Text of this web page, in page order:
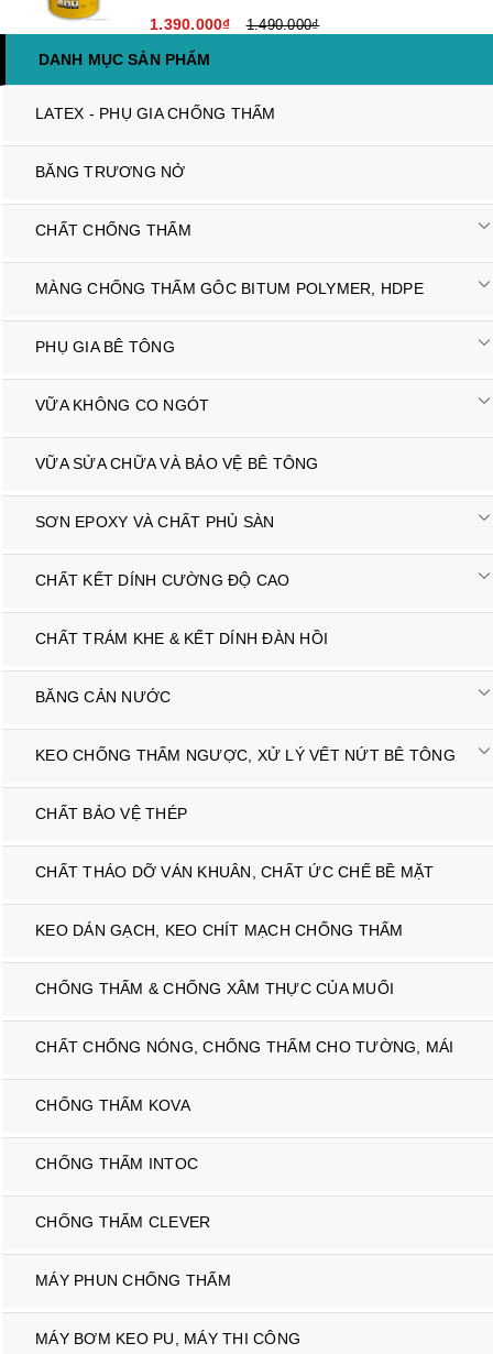
1.390.000₫ 1.490.000₫
DANH MỤC SẢN PHẨM
LATEX - PHỤ GIA CHỐNG THẤM
BĂNG TRƯƠNG NỞ
CHẤT CHỐNG THẤM
MÀNG CHỐNG THẤM GÔC BITUM POLYMER, HDPE
PHỤ GIA BÊ TÔNG
VỮA KHÔNG CO NGÓT
VỮA SỬA CHỮA VÀ BẢO VỆ BÊ TÔNG
SƠN EPOXY VÀ CHẤT PHỦ SÀN
CHẤT KẾT DÍNH CƯỜNG ĐỘ CAO
CHẤT TRÁM KHE & KẾT DÍNH ĐÀN HỒI
BĂNG CẢN NƯỚC
KEO CHỐNG THẤM NGƯỢC, XỬ LÝ VẾT NỨT BÊ TÔNG
CHẤT BẢO VỆ THÉP
CHẤT THÁO DỠ VÁN KHUÂN, CHẤT ỨC CHẾ BỀ MẶT
KEO DÁN GẠCH, KEO CHÍT MẠCH CHỐNG THẤM
CHỐNG THẤM & CHỐNG XÂM THỰC CỦA MUỐI
CHẤT CHỐNG NÓNG, CHỐNG THẤM CHO TƯỜNG, MÁI
CHỐNG THẤM KOVA
CHỐNG THẤM INTOC
CHỐNG THẤM CLEVER
MÁY PHUN CHỐNG THẤM
MÁY BƠM KEO PU, MÁY THI CÔNG